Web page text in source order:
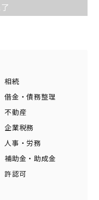
相続
借金・債務整理
不動産
企業税務
人事・労務
補助金・助成金
許認可